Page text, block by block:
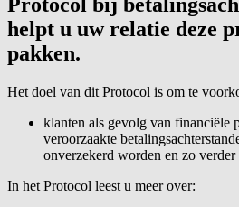
helpt u uw relatie deze
pakken.
Het doel van dit Protocol is om te
klanten als gevolg van financiële
veroorzaakte
onverzekerd worden en zo
In het Protocol leest u meer over: